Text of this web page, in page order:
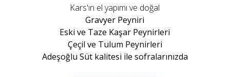
Kars'ın el yapımı ve doğal
Gravyer Peyniri
Eski ve Taze Kaşar Peynirleri
Çeçil ve Tulum Peynirleri
Adeşoğlu Süt kalitesi ile sofralarınızda